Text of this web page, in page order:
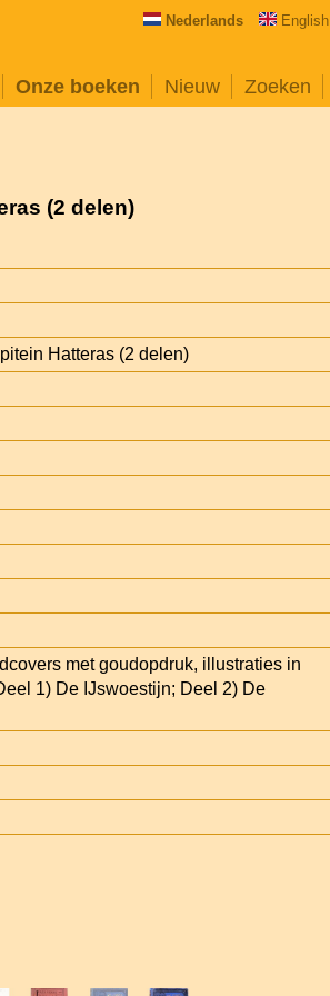
Nederlands English
Onze boeken Nieuw Zoeken
(2 delen)
Hatteras (2 delen)
met goudopdruk, illustraties in
1) De IJswoestijn; Deel 2) De